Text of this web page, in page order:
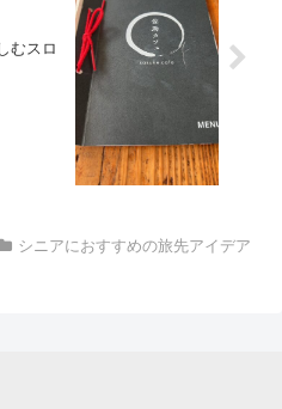
むスロ
シニアにおすすめの旅先アイデア